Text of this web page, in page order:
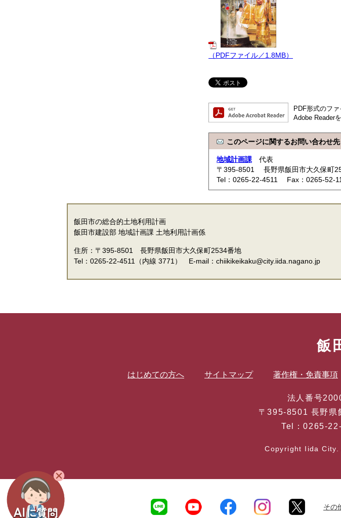
（PDFファイル／1.8MB）
PDF形式のフ
Adobe Reader
このページに関するお問い合わせ先
地域計画課 代表
〒395-8501 長野県飯田市大久保町
Tel：0265-22-4511 Fax：0265-52-
飯田市の総合的土地利用計画
飯田市建設部 地域計画課 土地利用計画係
住所：〒395-8501 長野県飯田市大久保町2534番地
Tel：0265-22-4511（内線 3771） E-mail：chiikikeikaku@city.iida.nagano.jp
飯
はじめての方へ サイトマップ 著作権・免責事項
法人番号
〒395-8501 長野県
Tel：0265-
Copyright Iida City.
その